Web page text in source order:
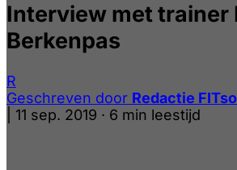
Interview met trainer
Berkenpas
R
Geschreven door Redactie
11 sep. 2019 · 6 min leestijd